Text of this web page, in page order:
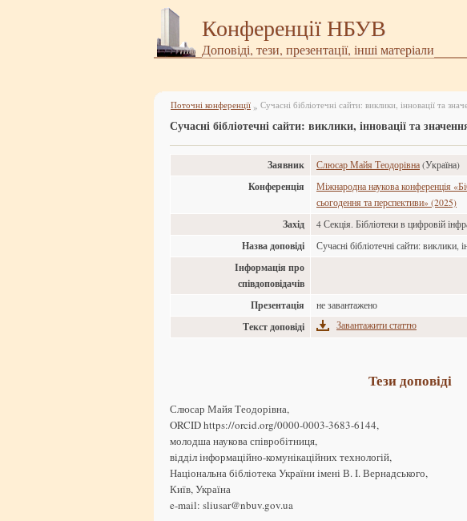
Конференції НБУВ
Доповіді, тези, презентації, інші матеріали
Поточні конференції » Сучасні бібліотечні сайти: виклики, інновації та
Сучасні бібліотечні сайти: виклики, інновації та
Заявник Слюсар Майя Теодорівна (Україна)
Конференція
Міжнародна наукова конференція
сьогодення та перспективи» (2025)
Захід 4 Секція. Бібліотеки в цифровій
Назва доповіді Сучасні бібліотечні сайти: виклики,
Інформація про
співдоповідачів
Презентація
не завантажено
Текст доповіді Завантажити статтю
Тези доповіді
Слюсар Майя Теодорівна,
ORCID https://orcid.org/0000-0003-3683-6144,
молодша наукова співробітниця,
відділ інформаційно-комунікаційних технологій,
Національна бібліотека України імені В. І. Вернадського,
Київ, Україна
e-mail: sliusar@nbuv.gov.ua